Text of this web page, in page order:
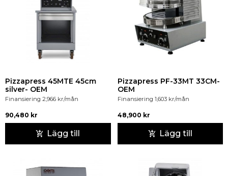
Pizzapress 45MTE 45cm
silver- OEM
Finansiering 2,966 kr/mån
90,480 kr
Lägg till
Pizzapress PF-33MT 33CM-
OEM
Finansiering 1,603 kr/mån
48,900 kr
Lägg till